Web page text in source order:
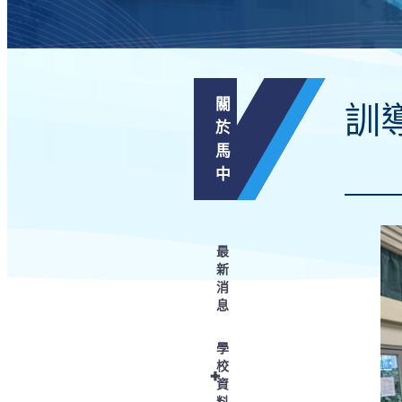
關
於
馬
中
最
新
消
息
+
學
校
資
訓